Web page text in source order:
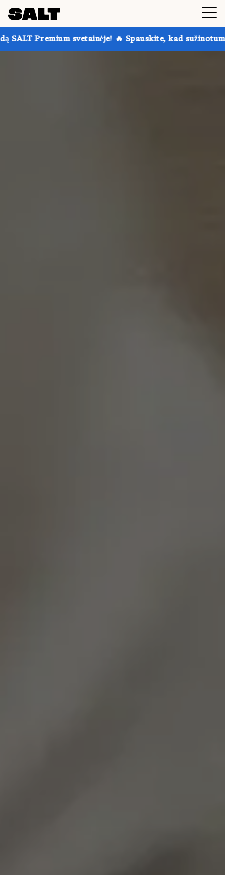
🔥 Spauskite, kad sužinotumėte daugiau